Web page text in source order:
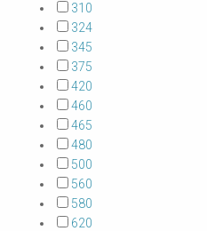
310
324
345
375
420
460
465
480
500
560
580
620